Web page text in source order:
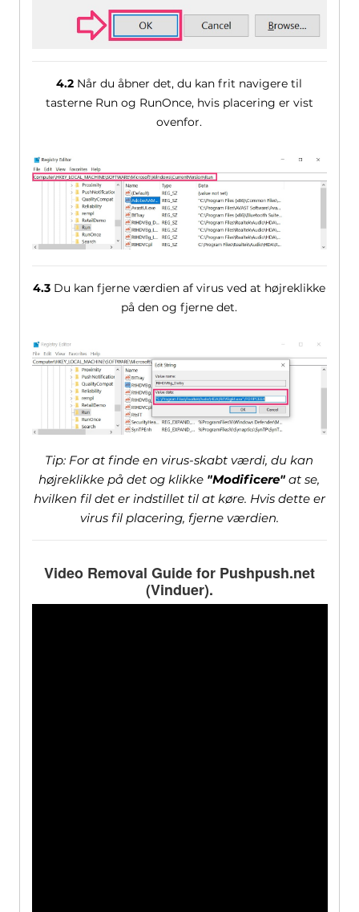
4.2 Når du åbner det, du kan frit navigere til
tasterne Run og RunOnce, hvis placering er vist
ovenfor.
4.3 Du kan fjerne værdien af ​​virus ved at højreklikke
på den og fjerne det.
Tip: For at finde en virus-skabt værdi, du kan
højreklikke på det og klikke "Modificere" at se,
hvilken fil det er indstillet til at køre. Hvis dette er
virus fil placering, fjerne værdien.
Video Removal Guide for Pushpush.net
(Vinduer).